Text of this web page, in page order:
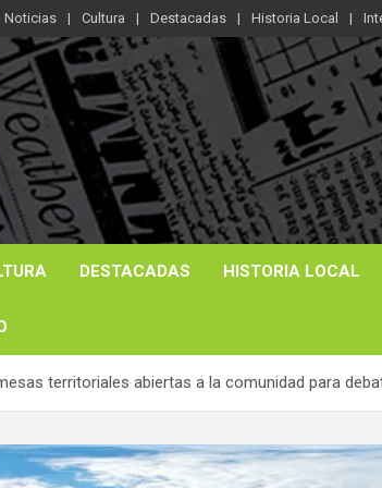
Noticias Cultura Destacadas Historia Local
DESTACADAS HISTORIA LOCAL
territoriales abiertas a la comunidad para